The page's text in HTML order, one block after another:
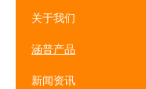
关于我们
涵普产品
新闻资讯